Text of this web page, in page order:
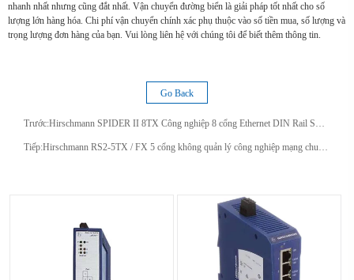
nhanh nhất nhưng cũng đắt nhất. Vận chuyển đường biển là giải pháp tốt nhất cho số
lượng lớn hàng hóa. Chi phí vận chuyển chính xác phụ thuộc vào số tiền mua, số lượng và
trọng lượng đơn hàng của bạn. Vui lòng liên hệ với chúng tôi để biết thêm thông tin.
Go Back
Trước:Hirschmann SPIDER II 8TX Công nghiệp 8 cổng Ethernet DIN Rail Switch
Tiếp:Hirschmann RS2-5TX / FX 5 cổng không quản lý công nghiệp mạng chuyển mạch 24VDC